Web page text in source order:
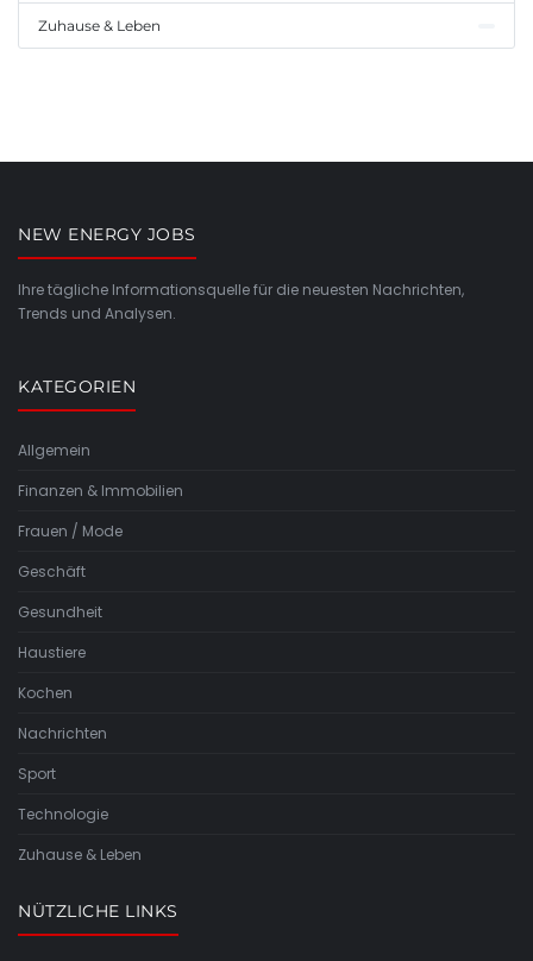
Zuhause & Leben
NEW ENERGY JOBS
Ihre tägliche Informationsquelle für die neuesten Nachrichten,
Trends und Analysen.
KATEGORIEN
Allgemein
Finanzen & Immobilien
Frauen / Mode
Geschäft
Gesundheit
Haustiere
Kochen
Nachrichten
Sport
Technologie
Zuhause & Leben
NÜTZLICHE LINKS